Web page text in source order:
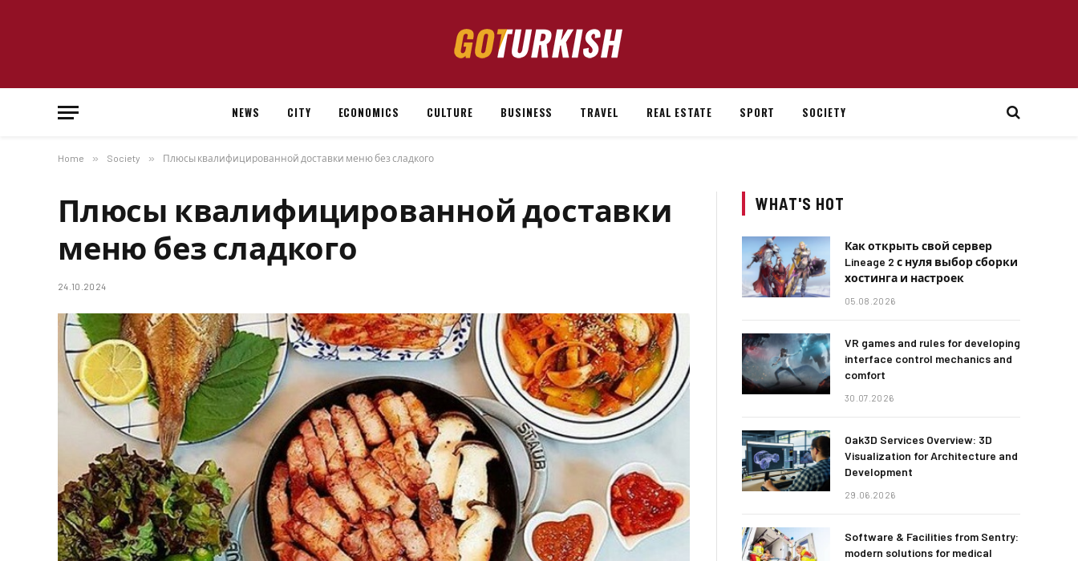
NEWS CITY ECONOMICS CULTURE BUSINESS TRAVEL REAL ESTATE SPORT SOCIETY
Home » Society » Плюсы квалифицированной доставки меню без сладкого
Плюсы квалифицированной доставки
меню без сладкого
24.10.2024
WHAT'S HOT
Как открыть свой сервер
Lineage 2 с нуля выбор сборки
хостинга и настроек
05.08.2026
VR games and rules for developing
interface control mechanics and
comfort
30.07.2026
Oak3D Services Overview: 3D
Visualization for Architecture and
Development
29.06.2026
Software & Facilities from Sentry:
modern solutions for medical